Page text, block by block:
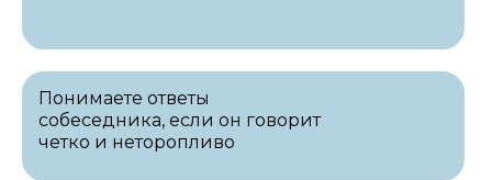
Понимаете ответы
собеседника, если он говорит
четко и неторопливо